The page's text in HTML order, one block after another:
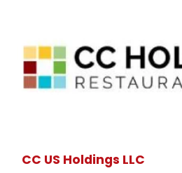
CC US Holdings LLC